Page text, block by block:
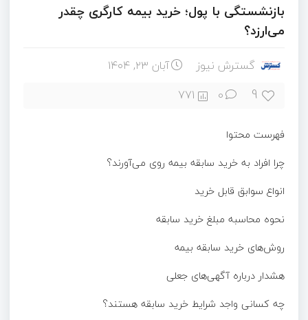
بازنشستگی با پول؛ خرید بیمه کارگری چقدر
می‌ارزد؟
گسترش نیوز آبان ۲۳, ۱۴۰۴
9
0
771
فهرست محتوا
چرا افراد به خرید سابقه بیمه روی می‌آورند؟
انواع سوابق قابل خرید
نحوه محاسبه مبلغ خرید سابقه
روش‌های خرید سابقه بیمه
هشدار درباره آگهی‌های جعلی
چه کسانی واجد شرایط خرید سابقه هستند؟